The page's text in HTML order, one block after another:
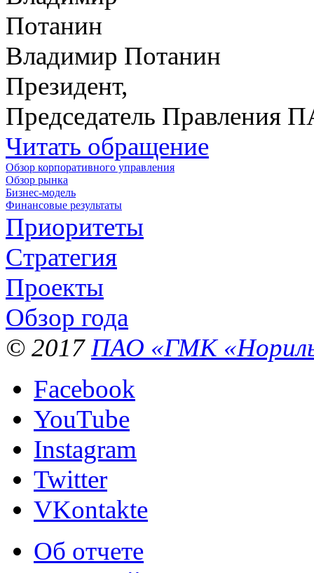
Владимир Потанин
Президент,
Председатель Правления
Читать обращение
Обзор корпоративного управления
Обзор рынка
Бизнес-модель
Финансовые результаты
Приоритеты
Стратегия
Проекты
Обзор года
© 2017 ПАО «ГМК
Facebook
YouTube
Instagram
Twitter
VKontakte
Об отчете